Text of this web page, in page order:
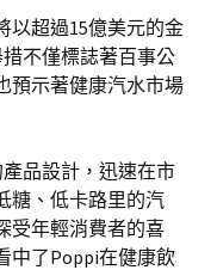
以超過15億美元的金
不僅標誌著百事公
預示著健康汽水市場
品設計，迅速在市
糖、低卡路里的汽
受年輕消費者的喜
中了Poppi在健康飲